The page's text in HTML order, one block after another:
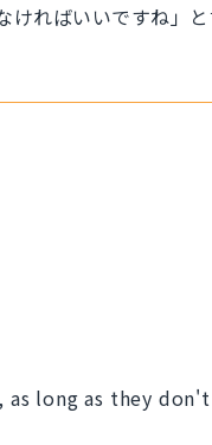
ければいいですね」
as long as they